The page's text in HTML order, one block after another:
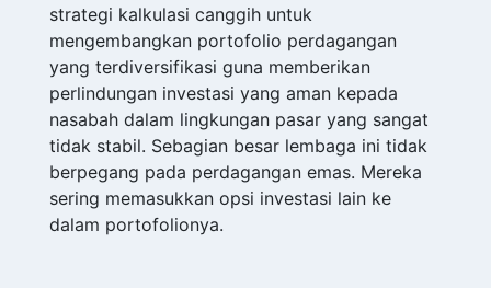
strategi kalkulasi canggih untuk
mengembangkan portofolio perdagangan
yang terdiversifikasi guna memberikan
perlindungan investasi yang aman kepada
nasabah dalam lingkungan pasar yang sangat
tidak stabil. Sebagian besar lembaga ini tidak
berpegang pada perdagangan emas. Mereka
sering memasukkan opsi investasi lain ke
dalam portofolionya.